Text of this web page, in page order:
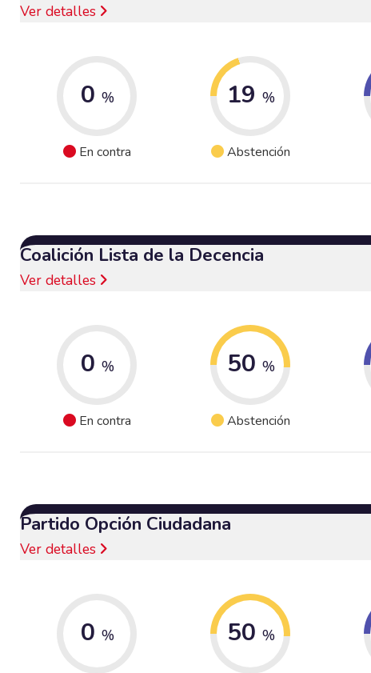
Ver detalles
0 %
En contra
19 %
Abstención
Coalición Lista de la Decencia
Ver detalles
0 %
En contra
50 %
Abstención
Partido Opción Ciudadana
Ver detalles
0 % 50 %